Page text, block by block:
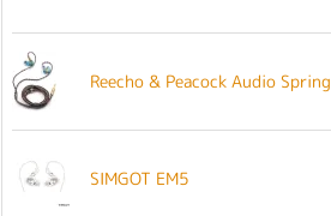
Reecho & Peacock Audio Spring
SIMGOT EM5